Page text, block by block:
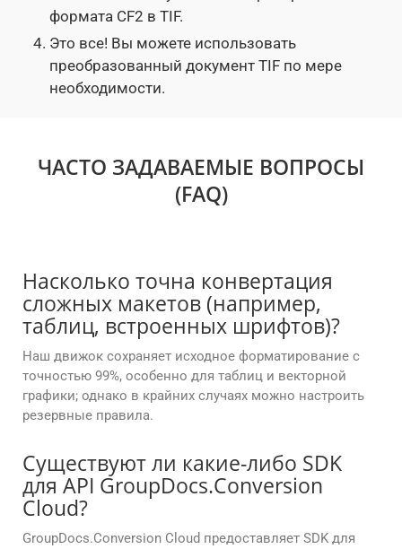
формата CF2 в TIF.
Это все! Вы можете использовать
преобразованный документ TIF по мере
необходимости.
ЧАСТО ЗАДАВАЕМЫЕ ВОПРОСЫ
(FAQ)
Насколько точна конвертация
сложных макетов (например,
таблиц, встроенных шрифтов)?
Наш движок сохраняет исходное форматирование с
точностью 99%, особенно для таблиц и векторной
графики; однако в крайних случаях можно настроить
резервные правила.
Существуют ли какие-либо SDK
для API GroupDocs.Conversion
Cloud?
GroupDocs.Conversion Cloud предоставляет SDK для